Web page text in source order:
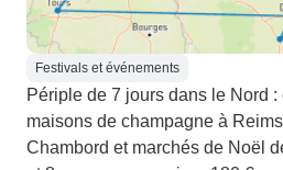
Festivals et événements
Périple de 7 jours dans le Nord
maisons de champagne à
Chambord et marchés de Noël